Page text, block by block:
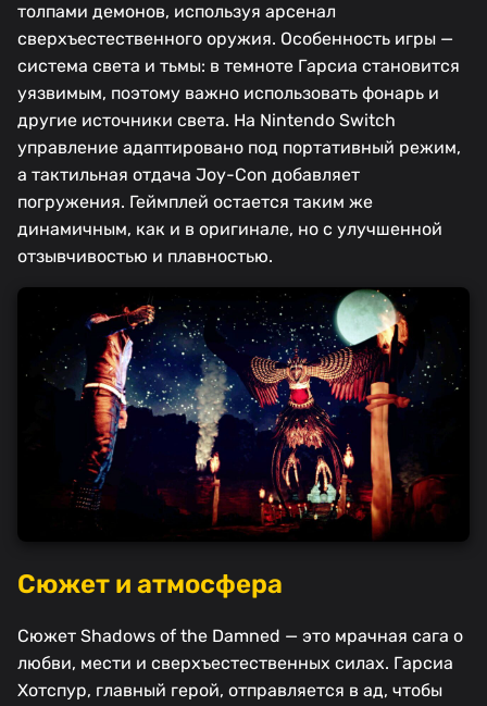
толпами демонов, используя арсенал
сверхъестественного оружия. Особенность игры —
система света и тьмы: в темноте Гарсиа становится
уязвимым, поэтому важно использовать фонарь и
другие источники света. На Nintendo Switch
управление адаптировано под портативный режим,
а тактильная отдача Joy-Con добавляет
погружения. Геймплей остается таким же
динамичным, как и в оригинале, но с улучшенной
отзывчивостью и плавностью.
Сюжет и атмосфера
Сюжет Shadows of the Damned — это мрачная сага о
любви, мести и сверхъестественных силах. Гарсиа
Хотспур, главный герой, отправляется в ад, чтобы